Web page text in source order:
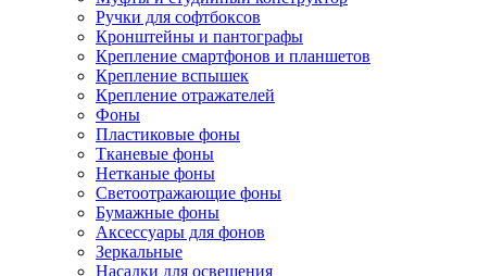
Ручки для софтбоксов
Кронштейны и пантографы
Крепление смартфонов и планшетов
Крепление вспышек
Крепление отражателей
Фоны
Пластиковые фоны
Тканевые фоны
Нетканые фоны
Светоотражающие фоны
Бумажные фоны
Аксессуары для фонов
Зеркальные
Насадки для освещения